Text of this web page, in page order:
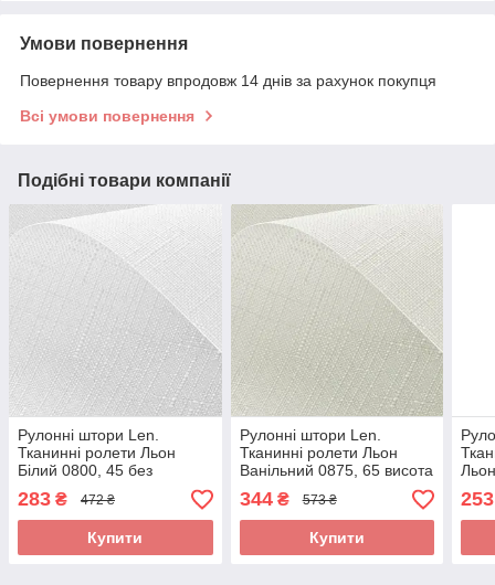
Умови повернення
Повернення товару впродовж 14 днів за рахунок покупця
Всі умови повернення
Подібні товари компанії
Рулонні штори Len.
Тканинні ролети Льон
Білий 0800, 45 без
свердління
283 ₴ 472 ₴
Купити
Рулонні штори Len.
Тканинні ролети Льон
Ванільний 0875, 65 висота
65x110 без свердління
344₴ 573 ₴
Купити
253